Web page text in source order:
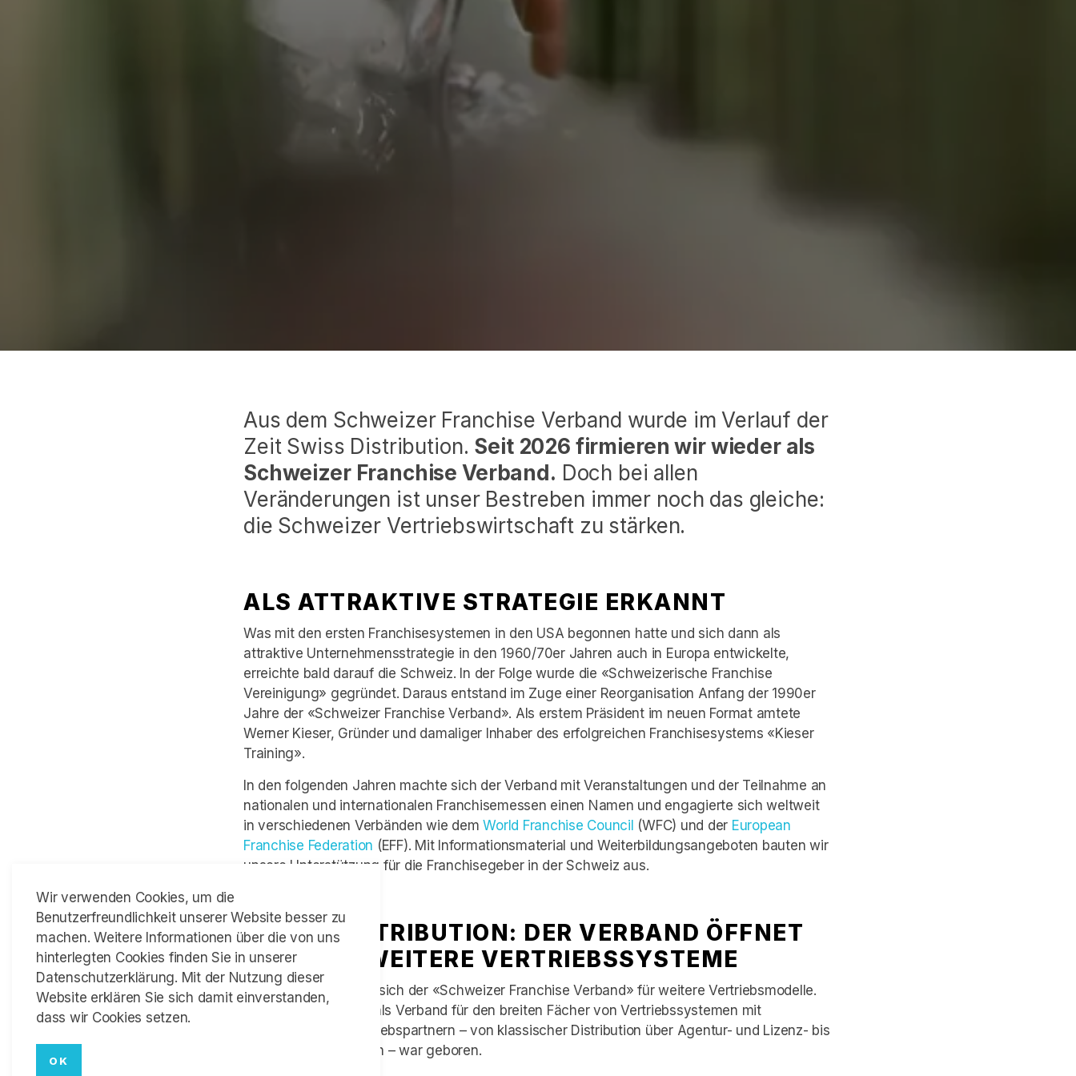
Aus dem Schweizer Franchise Verband wurde im Verlauf der
Zeit Swiss Distribution. Seit 2026 firmieren wir wieder als
Schweizer Franchise Verband. Doch bei allen
Veränderungen ist unser Bestreben immer noch das gleiche:
die Schweizer Vertriebswirtschaft zu stärken.
ALS ATTRAKTIVE STRATEGIE ERKANNT
Was mit den ersten Franchisesystemen in den USA begonnen hatte und sich dann als
attraktive Unternehmensstrategie in den 1960/70er Jahren auch in Europa entwickelte,
erreichte bald darauf die Schweiz. In der Folge wurde die «Schweizerische Franchise
Vereinigung» gegründet. Daraus entstand im Zuge einer Reorganisation Anfang der 1990er
Jahre der «Schweizer Franchise Verband». Als erstem Präsident im neuen Format amtete
Werner Kieser, Gründer und damaliger Inhaber des erfolgreichen Franchisesystems «Kieser
Training».
In den folgenden Jahren machte sich der Verband mit Veranstaltungen und der Teilnahme an
nationalen und internationalen Franchisemessen einen Namen und engagierte sich weltweit
in verschiedenen Verbänden wie demWorld Franchise Council (WFC) und der European
Franchise Federation (EFF). Mit Informationsmaterial und Weiterbildungsangeboten bauten wir
unsere Unterstützung für die Franchisegeber in der Schweiz aus.
SWISS DISTRIBUTION: DER VERBAND ÖFFNET
SICH FÜR WEITERE VERTRIEBSSYSTEME
Im Jahr 2020 öffnete sich der «Schweizer Franchise Verband» für weitere Vertriebsmodelle.
«Swiss Distribution» als Verband für den breiten Fächer von Vertriebssystemen mit
selbstständigen Vertriebspartnern – von klassischer Distribution über Agentur- und Lizenz- bis
zu Franchisesystemen – war geboren.
Wir verwenden Cookies, um die
Benutzerfreundlichkeit unserer Website besser zu
machen. Weitere Informationen über die von uns
hinterlegten Cookies finden Sie in unserer
Datenschutzerklärung. Mit der Nutzung dieser
Website erklären Sie sich damit einverstanden,
dass wir Cookies setzen.
OK